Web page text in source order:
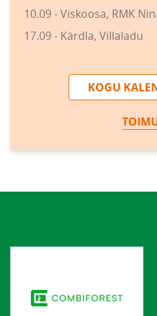
10.09 - Viskoosa, RMK
17.09 - Kärdla, Villaladu
KOGU